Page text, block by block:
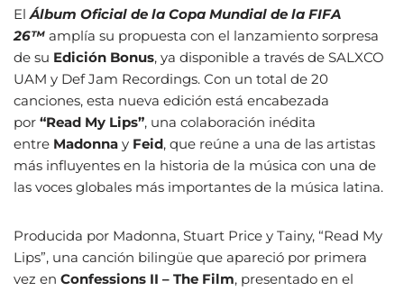
ElÁlbum Oficial de la Copa Mundial de la FIFA
26™ amplía su propuesta con el lanzamiento sorpresa
de su Edición Bonus, ya disponible a través de SALXCO
UAM y Def Jam Recordings. Con un total de 20
canciones, esta nueva edición está encabezada
por “Read My Lips”, una colaboración inédita
entre Madonna y Feid, que reúne a una de las artistas
más influyentes en la historia de la música con una de
las voces globales más importantes de la música latina.
Producida por Madonna, Stuart Price y Tainy, “Read My
Lips”, una canción bilingüe que apareció por primera
vez en Confessions II – The Film, presentado en el